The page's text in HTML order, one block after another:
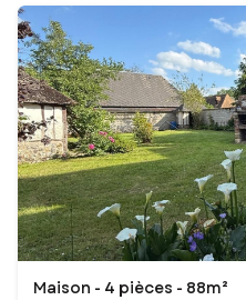
Maison - 4 pièces - 88m²